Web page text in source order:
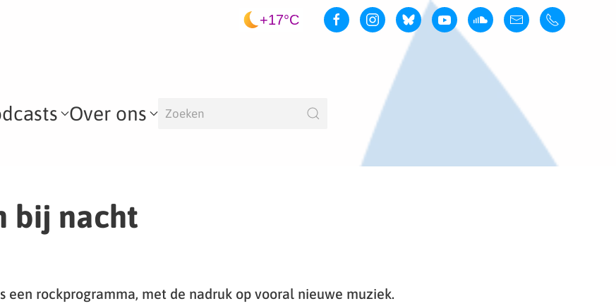
+17°C
Over ons
bij nacht
een rockprogramma, met de nadruk op vooral nieuwe muziek.